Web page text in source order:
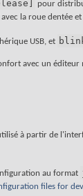
pour
avec la roue dentée
USB, et
avec un éditeur
à partir de
au format
files for